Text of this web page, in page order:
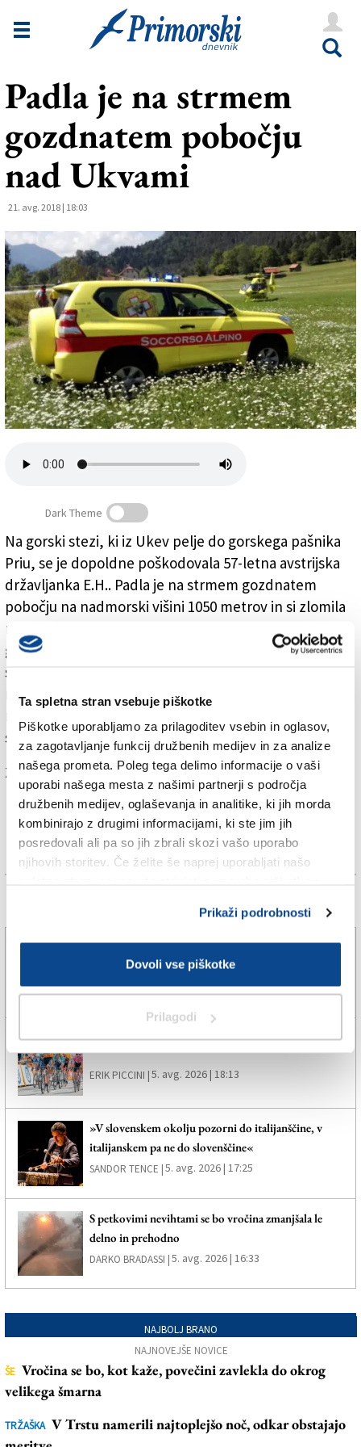
Ta spletna stran vsebuje piškotke
Piškotke uporabljamo za prilagoditev vsebin in oglasov,
za zagotavljanje funkcij družbenih medijev in za analize
našega prometa. Poleg tega delimo informacije o vaši
uporabi našega mesta z našimi partnerji s področja
družbenih medijev, oglaševanja in analitike, ki jih morda
kombinirajo z drugimi informacijami, ki ste jim jih
posredovali ali pa so jih zbrali skozi vašo uporabo
njihovih storitev. Če želite še naprej uporabljati našo
Prikaži podrobnosti
Dovoli vse piškotke
Prilagodi
Novice
Goriška
Šport
Še
Vreme
V Kioskih
Uredništvo
Oglasi
Založnik
Zadruga PD
Padla je na strmem
gozdnatem pobočju
nad Ukvami
21. avg. 2018 | 18:03
Padla je na strmem gozdnatem pobočju nad Ukvami
Dark Theme
Na gorski stezi, ki iz Ukev pelje do gorskega pašnika
Priu, se je dopoldne poškodovala 57-letna avstrijska
državljanka E.H.. Padla je na strmem gozdnatem
pobočju na nadmorski višini 1050 metrov in si zlomila
nogo. Prijateljica je sprožila alarm. Na kraj so prihiteli
gorski reševalci iz Rablja, gasilci in finančna straža, ki
so ji nudili prvo pomoč. Nato so ponesrečenko z
nosilom prenesli na travnik, kjer je lahko posegel
sosednji Avstriji.
Za branje in pisanje komentarjevje potrebna prijava
Vseh 240 zaposlenih se bo v tovarno vrnilo
prihodnje leto
JADRAN VECCHIET |5. avg. 2026 | 19:03
»Hat-trick« Milana, Daniel Skerl ponovno peti
ERIK PICCINI |5. avg. 2026 | 18:13
»V slovenskem okolju pozorni do italijanščine, v
italijanskem pa ne do slovenščine«
SANDOR TENCE |5. avg. 2026 | 17:25
S petkovimi nevihtami se bo vročina zmanjšala le
delno in prehodno
DARKO BRADASSI |5. avg. 2026 | 16:33
NAJBOLJ BRANO
NAJNOVEJŠE NOVICE
ŠE Vročina se bo, kot kaže, povečini zavlekla do okrog
velikega šmarna
TRŽAŠKA V Trstu namerili najtoplejšo noč, odkar obstajajo